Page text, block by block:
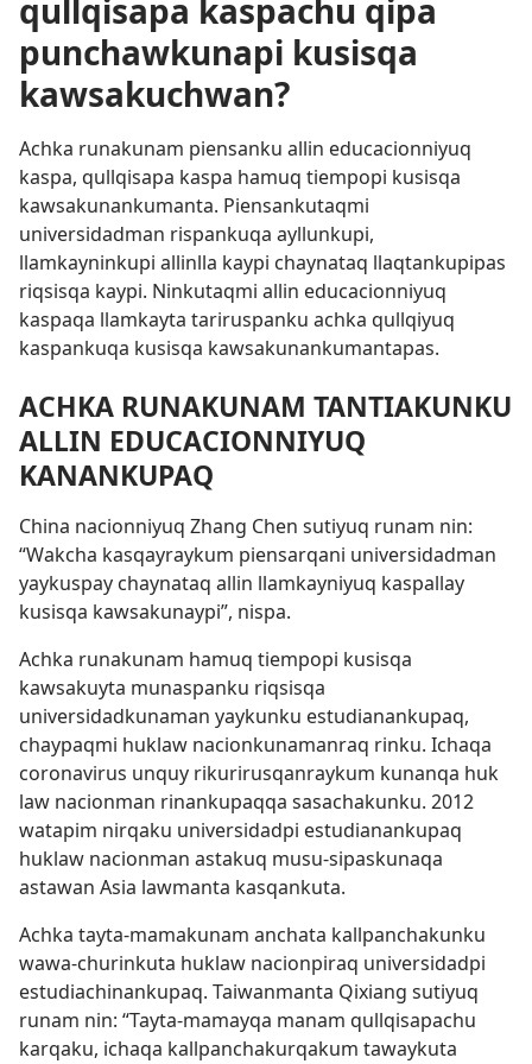
qullqisapa kaspachu qipa
punchawkunapi kusisqa
kawsakuchwan?
Achka runakunam piensanku allin educacionniyuq
kaspa, qullqisapa kaspa hamuq tiempopi kusisqa
kawsakunankumanta. Piensankutaqmi
universidadman rispankuqa ayllunkupi,
llamkayninkupi allinlla kaypi chaynataq llaqtankupipas
riqsisqa kaypi. Ninkutaqmi allin educacionniyuq
kaspaqa llamkayta tariruspanku achka qullqiyuq
kaspankuqa kusisqa kawsakunankumantapas.
ACHKA RUNAKUNAM TANTIAKUNKU
ALLIN EDUCACIONNIYUQ
KANANKUPAQ
China nacionniyuq Zhang Chen sutiyuq runam nin:
“Wakcha kasqayraykum piensarqani universidadman
yaykuspay chaynataq allin llamkayniyuq kaspallay
kusisqa kawsakunaypi”, nispa.
Achka runakunam hamuq tiempopi kusisqa
kawsakuyta munaspanku riqsisqa
universidadkunaman yaykunku estudianankupaq,
chaypaqmi huklaw nacionkunamanraq rinku. Ichaqa
coronavirus unquy rikurirusqanraykum kunanqa huk
law nacionman rinankupaqqa sasachakunku. 2012
watapim nirqaku universidadpi estudianankupaq
huklaw nacionman astakuq musu-sipaskunaqa
astawan Asia lawmanta kasqankuta.
Achka tayta-mamakunam anchata kallpanchakunku
wawa-churinkuta huklaw nacionpiraq universidadpi
estudiachinankupaq. Taiwanmanta Qixiang sutiyuq
runam nin: “Tayta-mamayqa manam qullqisapachu
karqaku, ichaqa kallpanchakurqakum tawaykuta